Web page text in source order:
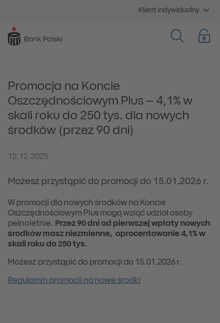
Klient indywidualny
Promocja na Koncie
Oszczędnościowym Plus – 4,1% w
skali roku do 250 tys. dla nowych
środków (przez 90 dni)
12.12.2025
Możesz przystąpić do promocji do 15.01.2026 r.
W promocji dla nowych środków na Koncie
Oszczędnościowym Plus mogą wziąć udział osoby
pełnoletnie. Przez 90 dni od pierwszej wpłaty nowych
środków masz niezmienne, oprocentowanie 4,1% w
skali roku do 250 tys.
Możesz przystąpić do promocji do 15.01.2026 r.
Regulamin promocji na nowe środki